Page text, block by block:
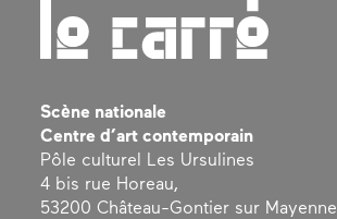
Scène nationale
Centre d’art contemporain
Pôle culturel Les Ursulines
4 bis rue Horeau,
53200 Château-Gontier sur Mayenne